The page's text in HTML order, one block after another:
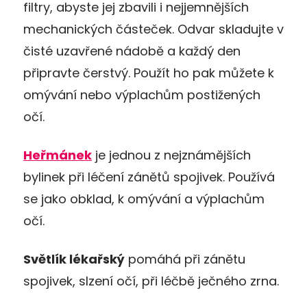
filtry, abyste jej zbavili i nejjemnějších
mechanických částeček. Odvar skladujte v
čisté uzavřené nádobě a každý den
připravte čerstvý. Použít ho pak můžete k
omývání nebo výplachům postižených
očí.
Heřmánek je jednou z nejznámějších
bylinek při léčení zánětů spojivek. Používá
se jako obklad, k omývání a výplachům
očí.
Světlík lékařský pomáhá při zánětu
spojivek, slzení očí, při léčbě ječného zrna.